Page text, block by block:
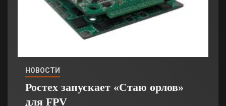
НОВОСТИ
Ростех запускает «Стаю орлов»
для FPV